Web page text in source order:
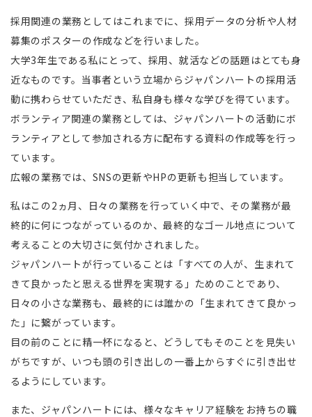
採用関連の業務としてはこれまでに、採用データの分析や人材
募集のポスターの作成などを行いました。
大学3年生である私にとって、採用、就活などの話題はとても身
近なものです。当事者という立場からジャパンハートの採用活
動に携わらせていただき、私自身も様々な学びを得ています。
ボランティア関連の業務としては、ジャパンハートの活動にボ
ランティアとして参加される方に配布する資料の作成等を行っ
ています。
広報の業務では、SNSの更新やHPの更新も担当しています。
私はこの2ヵ月、日々の業務を行っていく中で、その業務が最
終的に何につながっているのか、最終的なゴール地点について
考えることの大切さに気付かされました。
ジャパンハートが行っていることは「すべての人が、生まれて
きて良かったと思える世界を実現する」ためのことであり、
日々の小さな業務も、最終的には誰かの「生まれてきて良かっ
た」に繋がっています。
目の前のことに精一杯になると、どうしてもそのことを見失い
がちですが、いつも頭の引き出しの一番上からすぐに引き出せ
るようにしています。
また、ジャパンハートには、様々なキャリア経験をお持ちの職